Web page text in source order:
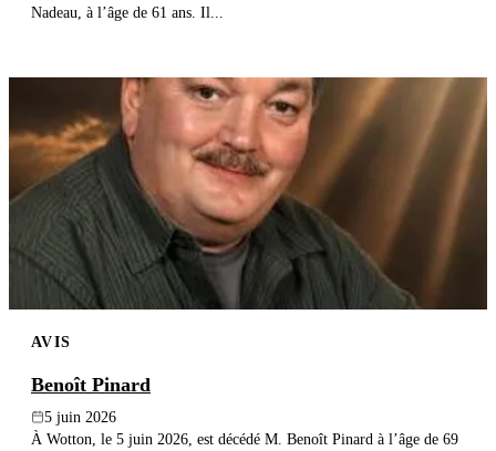
Nadeau, à l’âge de 61 ans. Il...
AVIS
Benoît Pinard
5 juin 2026
À Wotton, le 5 juin 2026, est décédé M. Benoît Pinard à l’âge de 69